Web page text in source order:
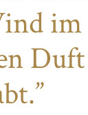
im